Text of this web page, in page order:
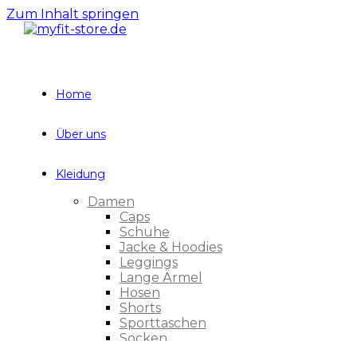
Zum Inhalt springen
Home
Über uns
Kleidung
Damen
Caps
Schuhe
Jacke & Hoodies
Leggings
Lange Ärmel
Hosen
Shorts
Sporttaschen